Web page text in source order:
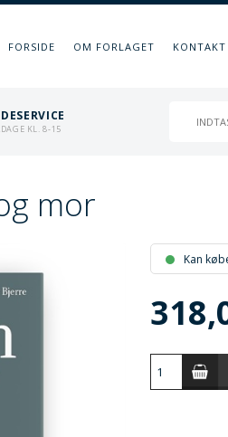
FORSIDE OM FORLAGET KONTAKT
KL. 8-15
mor
Kan